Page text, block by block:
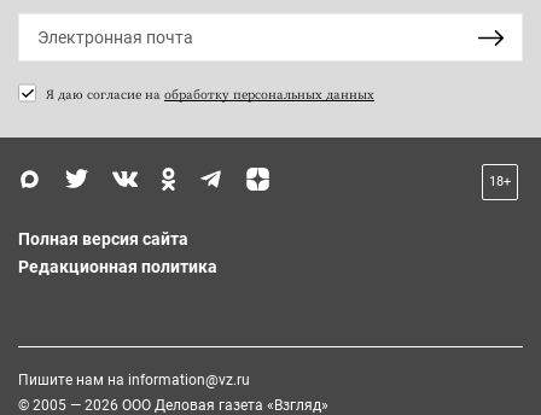
Я даю согласие на обработку персональных данных
18+
Полная версия сайта
Редакционная политика
Пишите нам на information@vz.ru
© 2005 — 2026 ООО Деловая газета «Взгляд»